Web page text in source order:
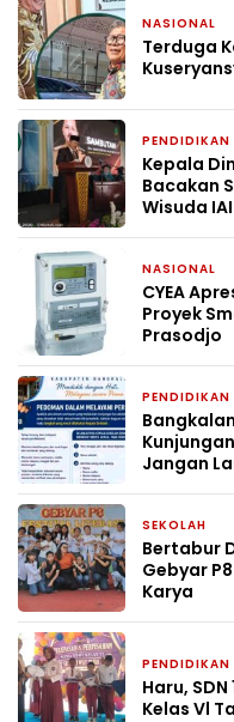
NASIONAL
Terduga
PENDIDIKAN
Kepala
Bacakan
Wisuda
NASIONAL
CYEA
Proyek
Prasodjo
PENDIDIKAN
Jangan
SEKOLAH
Bertabur
Gebyar
Karya
PENDIDIKAN
Haru,
Kelas Vl